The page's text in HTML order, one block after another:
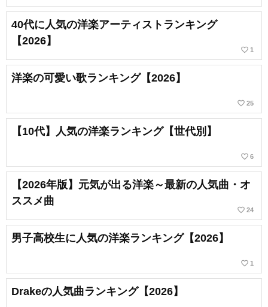
40代に人気の洋楽アーティストランキング
【2026】
favorite_border 1
洋楽の可愛い歌ランキング【2026】
favorite_border 25
【10代】人気の洋楽ランキング【世代別】
favorite_border 6
【2026年版】元気が出る洋楽～最新の人気曲・オ
ススメ曲
favorite_border 24
男子高校生に人気の洋楽ランキング【2026】
favorite_border 1
Drakeの人気曲ランキング【2026】